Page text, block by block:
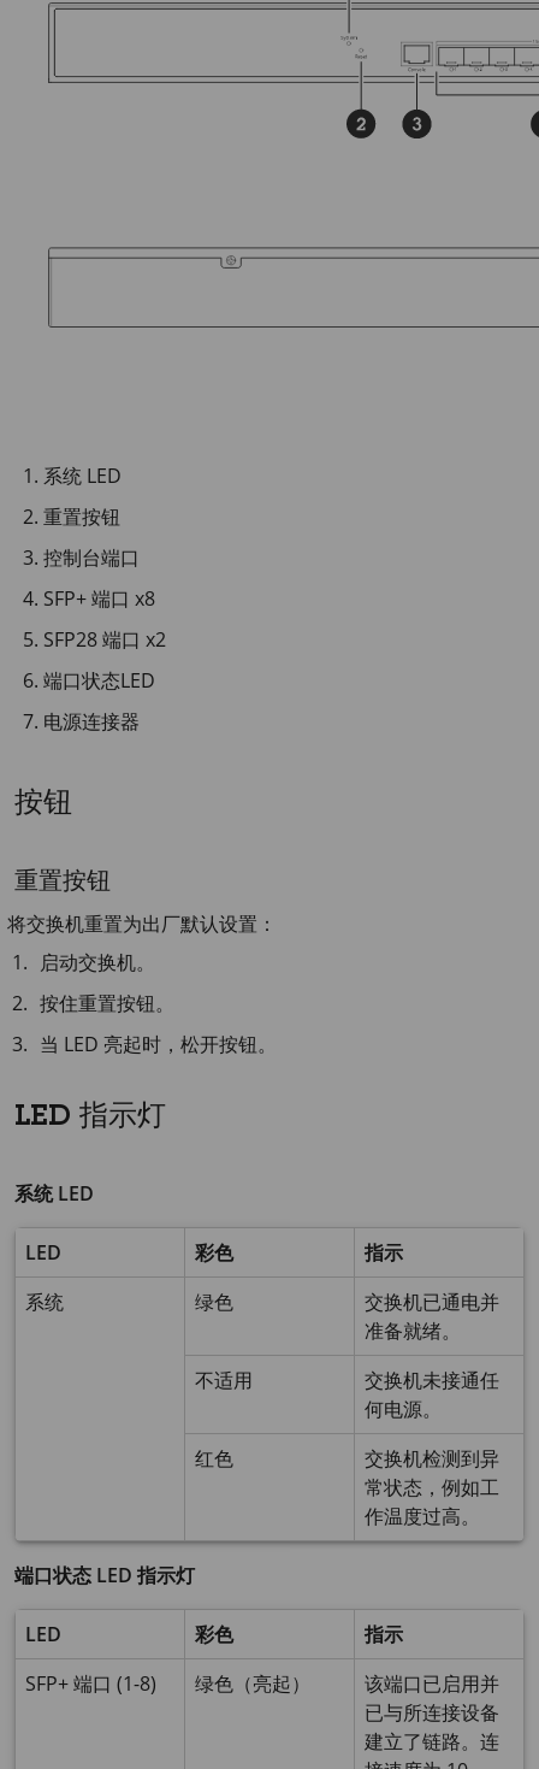
系统 LED
重置按钮
控制台端口
SFP+ 端口 x8
SFP28 端口 x2
端口状态LED
电源连接器
按钮
重置按钮
将交换机重置为出厂默认设置：
启动交换机。
按住重置按钮。
当 LED 亮起时，松开按钮。
LED 指示灯
系统 LED
LED 彩色
指示
系统
绿色
交换机已通电并
准备就绪。
不适用
交换机未接通任
何电源。
红色
交换机检测到异
常状态，例如工
作温度过高。
端口状态 LED 指示灯
LED 彩色
指示
SFP+ 端口 (1-8)
绿色（亮起）
该端口已启用并
已与所连接设备
建立了链路。连